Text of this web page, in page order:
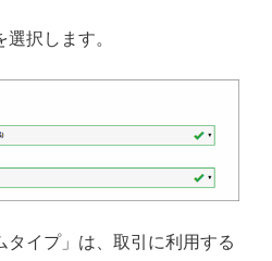
択します。
タイプ」は、取引に利用する